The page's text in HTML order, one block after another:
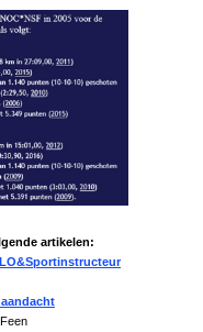
artikelen: